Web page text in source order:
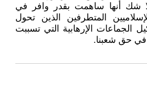
شك أنها ساهمت بقدر وافر في
المتطرفين الذين تحول
الجماعات الإرهابية التي تسببت
حق شعبنا.